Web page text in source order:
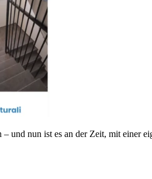
und nun ist es an der Zeit, mit einer